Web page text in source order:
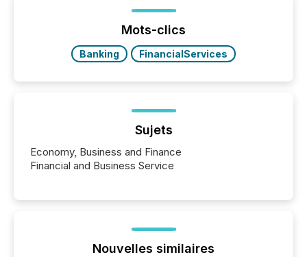
press release distribution through a shared
approach to execution. “Switzerland and Canada
really do seem to...
Mots-clics
Banking FinancialServices
Sujets
Economy, Business and Finance
Financial and Business Service
Nouvelles similaires